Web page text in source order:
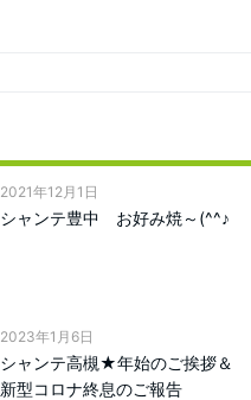
2021年12月1日
シャンテ豊中 お好み焼～(^^♪
2023年1月6日
シャンテ高槻★年始のご挨拶＆
新型コロナ終息のご報告